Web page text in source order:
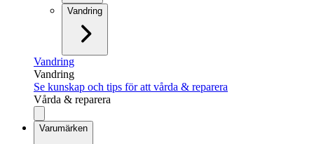
Vandring
Vandring
Vandring
Se kunskap och tips för att vårda & reparera
Vårda & reparera
Varumärken